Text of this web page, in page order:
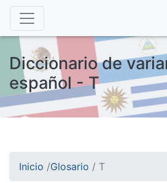
Diccionario de
español - T
Inicio /Glosario / T